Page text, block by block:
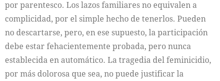
por parentesco. Los lazos familiares no equivalen a
complicidad, por el simple hecho de tenerlos. Pueden
no descartarse, pero, en ese supuesto, la participación
debe estar fehacientemente probada, pero nunca
establecida en automático. La tragedia del feminicidio,
por más dolorosa que sea, no puede justificar la